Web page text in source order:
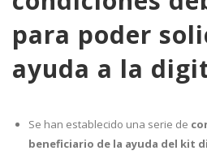
para poder
ayuda a la
Se han establecido una serie de
beneficiario de la ayuda del kit